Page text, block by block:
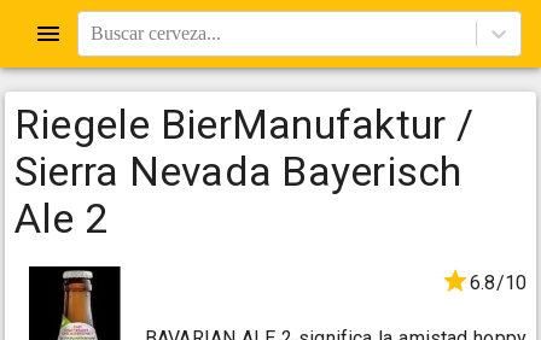
Buscar cerveza...
Riegele BierManufaktur /
Sierra Nevada Bayerisch
Ale 2
6.8/10